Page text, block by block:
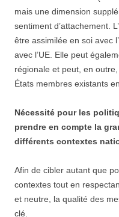
mais une dimension
sentiment d’attachement.
être assimilée en soi avec
avec l’UE. Elle peut
régionale et peut, en
États membres existants
Nécessité pour les
prendre en compte la
différents contextes
Afin de cibler autant que
contextes tout en
et neutre, la qualité des
clé.